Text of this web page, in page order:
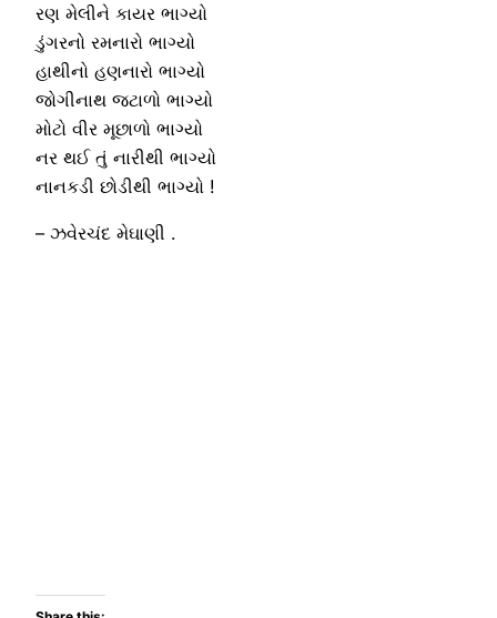
રણ મેલીને કાયર ભાગ્યો
ડુંગરનો રમનારો ભાગ્યો
હાથીનો હણનારો ભાગ્યો
જોગીનાથ જટાળો ભાગ્યો
મોટો વીર મૂછાળો ભાગ્યો
નર થઈ તું નારીથી ભાગ્યો
નાનકડી છોડીથી ભાગ્યો !
– ઝવેરચંદ મેઘાણી .